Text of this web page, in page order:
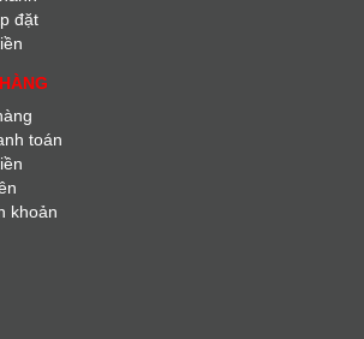
đặt
toán
khoản